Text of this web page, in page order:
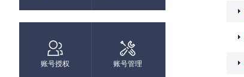
账号授权 账号管理